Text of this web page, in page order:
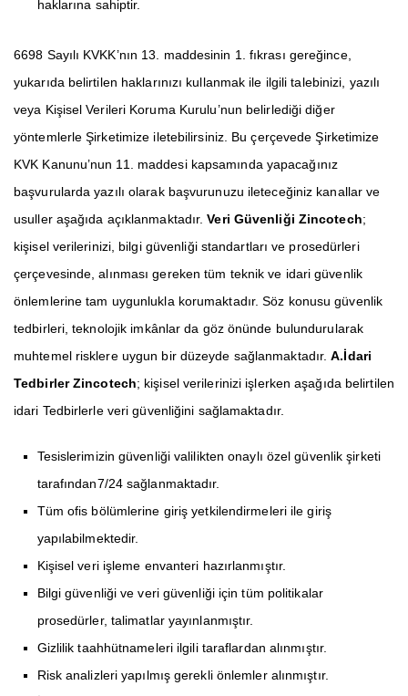
haklarına sahiptir.
6698 Sayılı KVKK’nın 13. maddesinin 1. fıkrası gereğince,
yukarıda belirtilen haklarınızı kullanmak ile ilgili talebinizi, yazılı
veya Kişisel Verileri Koruma Kurulu’nun belirlediği diğer
yöntemlerle Şirketimize iletebilirsiniz. Bu çerçevede Şirketimize
KVK Kanunu’nun 11. maddesi kapsamında yapacağınız
başvurularda yazılı olarak başvurunuzu ileteceğiniz kanallar ve
usuller aşağıda açıklanmaktadır.Veri Güvenliği Zincotech;
kişisel verilerinizi, bilgi güvenliği standartları ve prosedürleri
çerçevesinde, alınması gereken tüm teknik ve idari güvenlik
önlemlerine tam uygunlukla korumaktadır. Söz konusu güvenlik
tedbirleri, teknolojik imkânlar da göz önünde bulundurularak
muhtemel risklere uygun bir düzeyde sağlanmaktadır.A.İdari
Tedbirler Zincotech; kişisel verilerinizi işlerken aşağıda belirtilen
idari Tedbirlerle veri güvenliğini sağlamaktadır.
Tesislerimizin güvenliği valilikten onaylı özel güvenlik şirketi
tarafından7/24 sağlanmaktadır.
Tüm ofis bölümlerine giriş yetkilendirmeleri ile giriş
yapılabilmektedir.
Kişisel veri işleme envanteri hazırlanmıştır.
Bilgi güvenliği ve veri güvenliği için tüm politikalar
prosedürler, talimatlar yayınlanmıştır.
Gizlilik taahhütnameleri ilgili taraflardan alınmıştır.
Risk analizleri yapılmış gerekli önlemler alınmıştır.